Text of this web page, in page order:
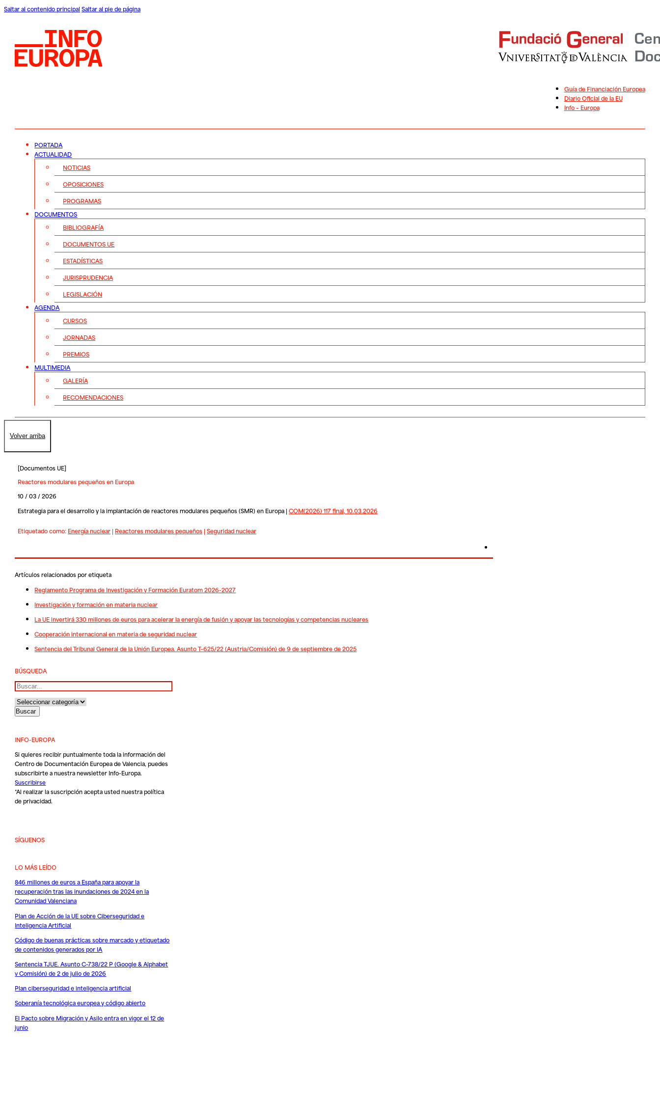
Saltar al contenido principal Saltar al pie de página
Guía de Financiación Europea
Diario Oficial de la EU
Info – Europa
PORTADA
ACTUALIDAD
NOTICIAS
OPOSICIONES
PROGRAMAS
DOCUMENTOS
BIBLIOGRAFÍA
DOCUMENTOS UE
ESTADÍSTICAS
JURISPRUDENCIA
LEGISLACIÓN
AGENDA
CURSOS
JORNADAS
PREMIOS
MULTIMEDIA
GALERÍA
RECOMENDACIONES
Volver arriba
[Documentos UE]
Reactores modulares pequeños en Europa
10 / 03 / 2026
Estrategia para el desarrollo y la implantación de reactores modulares pequeños (SMR) en Europa | COM(2026) 117 final, 10.03.2026
Etiquetado como: Energía nuclear| Reactores modulares pequeños| Seguridad nuclear
Artículos relacionados por etiqueta
Reglamento Programa de Investigación y Formación Euratom 2026-2027
Investigación y formación en materia nuclear
La UE invertirá 330 millones de euros para acelerar la energía de fusión y apoyar las tecnologías y competencias nucleares
Cooperación internacional en materia de seguridad nuclear
Sentencia del Tribunal General de la Unión Europea. Asunto T-625/22 (Austria/Comisión) de 9 de septiembre de 2025
BÚSQUEDA
Buscar
INFO-EUROPA
Si quieres recibir puntualmente toda la información del
Centro de Documentación Europea de Valencia, puedes
subscribirte a nuestra newsletter Info-Europa.
Suscribirse
*Al realizar la suscripción acepta usted nuestrapolítica
de privacidad.
SÍGUENOS
LO MÁS LEÍDO
846 millones de euros a España para apoyar la
recuperación tras las inundaciones de 2024 en la
Comunidad Valenciana
Plan de Acción de la UE sobre Ciberseguridad e
Inteligencia Artificial
Código de buenas prácticas sobre marcado y etiquetado
de contenidos generados por IA
Sentencia TJUE. Asunto C-738/22 P (Google & Alphabet
v Comisión) de 2 de julio de 2026
Plan ciberseguridad e inteligencia artificial
Soberanía tecnológica europea y código abierto
El Pacto sobre Migración y Asilo entra en vigor el 12 de
junio